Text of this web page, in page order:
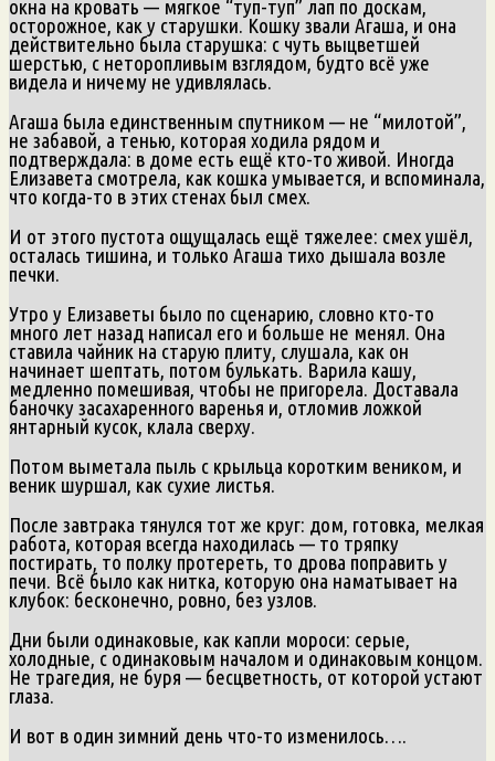
окна на кровать — мягкое “туп-туп” лап по доскам,
осторожное, как у старушки. Кошку звали Агаша, и она
действительно была старушка: с чуть выцветшей
шерстью, с неторопливым взглядом, будто всё уже
видела и ничему не удивлялась.
Агаша была единственным спутником — не “милотой”,
не забавой, а тенью, которая ходила рядом и
подтверждала: в доме есть ещё кто-то живой. Иногда
Елизавета смотрела, как кошка умывается, и вспоминала,
что когда-то в этих стенах был смех.
И от этого пустота ощущалась ещё тяжелее: смех ушёл,
осталась тишина, и только Агаша тихо дышала возле
печки.
Утро у Елизаветы было по сценарию, словно кто-то
много лет назад написал его и больше не менял. Она
ставила чайник на старую плиту, слушала, как он
начинает шептать, потом булькать. Варила кашу,
медленно помешивая, чтобы не пригорела. Доставала
баночку засахаренного варенья и, отломив ложкой
янтарный кусок, клала сверху.
Потом выметала пыль с крыльца коротким веником, и
веник шуршал, как сухие листья.
После завтрака тянулся тот же круг: дом, готовка, мелкая
работа, которая всегда находилась — то тряпку
постирать, то полку протереть, то дрова поправить у
печи. Всё было как нитка, которую она наматывает на
клубок: бесконечно, ровно, без узлов.
Дни были одинаковые, как капли мороси: серые,
холодные, с одинаковым началом и одинаковым концом.
Не трагедия, не буря — бесцветность, от которой устают
глаза.
И вот в один зимний день что-то изменилось….